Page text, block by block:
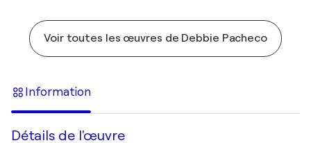
Voir toutes les œuvres de Debbie Pacheco
Information
Détails de l'œuvre